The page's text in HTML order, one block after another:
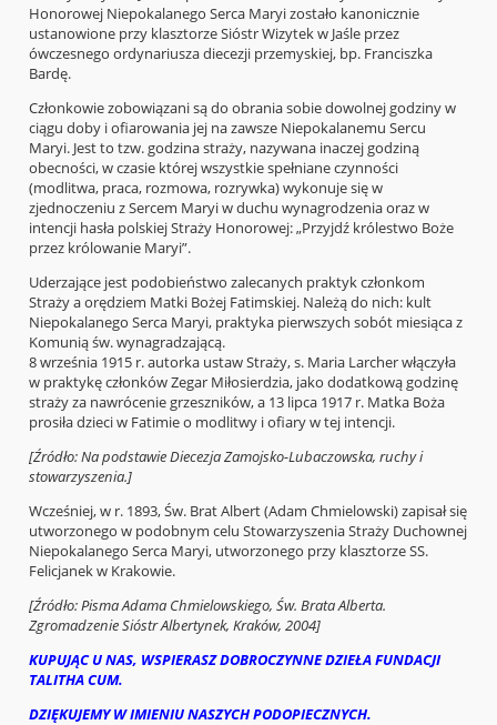
Honorowej Niepokalanego Serca Maryi zostało kanonicznie
ustanowione przy klasztorze Sióstr Wizytek w Jaśle przez
ówczesnego ordynariusza diecezji przemyskiej, bp. Franciszka
Bardę.
Członkowie zobowiązani są do obrania sobie dowolnej godziny w
ciągu doby i ofiarowania jej na zawsze Niepokalanemu Sercu
Maryi. Jest to tzw. godzina straży, nazywana inaczej godziną
obecności, w czasie której wszystkie spełniane czynności
(modlitwa, praca, rozmowa, rozrywka) wykonuje się w
zjednoczeniu z Sercem Maryi w duchu wynagrodzenia oraz w
intencji hasła polskiej Straży Honorowej: „Przyjdź królestwo Boże
przez królowanie Maryi”.
Uderzające jest podobieństwo zalecanych praktyk członkom
Straży a orędziem Matki Bożej Fatimskiej. Należą do nich: kult
Niepokalanego Serca Maryi, praktyka pierwszych sobót miesiąca z
Komunią św. wynagradzającą.
8 września 1915 r. autorka ustaw Straży, s. Maria Larcher włączyła
w praktykę członków Zegar Miłosierdzia, jako dodatkową godzinę
straży za nawrócenie grzeszników, a 13 lipca 1917 r. Matka Boża
prosiła dzieci w Fatimie o modlitwy i ofiary w tej intencji.
[Źródło: Na podstawie Diecezja Zamojsko-Lubaczowska, ruchy i
stowarzyszenia.]
Wcześniej, w r. 1893, Św. Brat Albert (Adam Chmielowski) zapisał się
utworzonego w podobnym celu Stowarzyszenia Straży Duchownej
Niepokalanego Serca Maryi, utworzonego przy klasztorze SS.
Felicjanek w Krakowie.
[Źródło: Pisma Adama Chmielowskiego, Św. Brata Alberta.
Zgromadzenie Sióstr Albertynek, Kraków, 2004]
KUPUJĄC U NAS, WSPIERASZ DOBROCZYNNE DZIEŁA FUNDACJI
TALITHA CUM.
DZIĘKUJEMY W IMIENIU NASZYCH PODOPIECZNYCH.